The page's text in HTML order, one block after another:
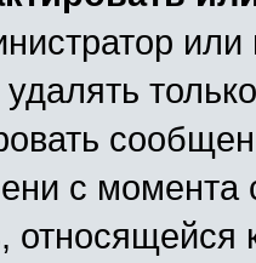
удалять
с
, относящейся